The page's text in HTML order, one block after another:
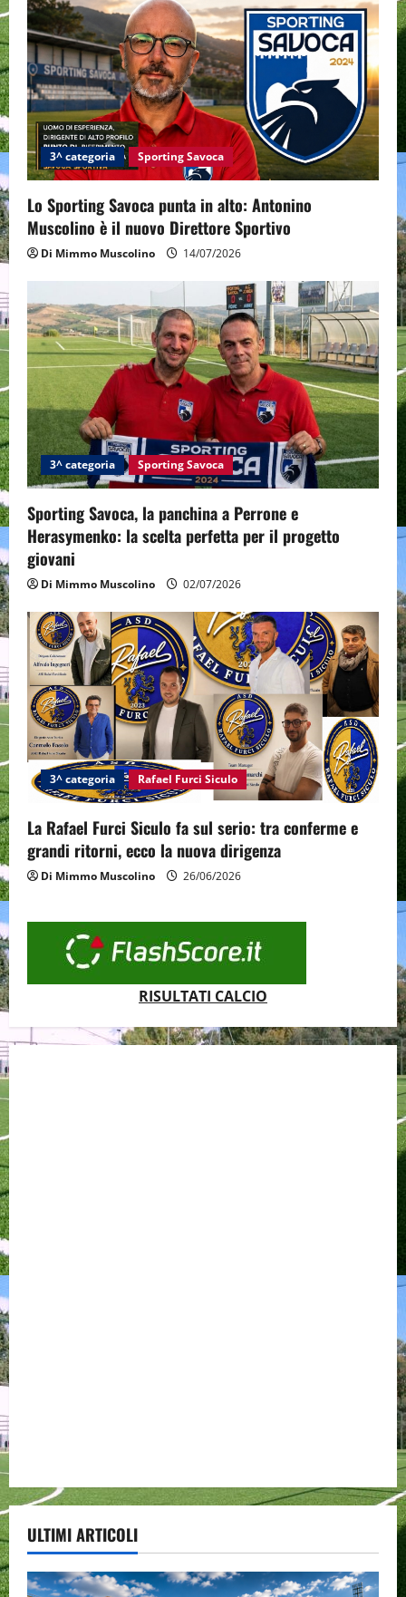
i
g
a
t
i
o
n
3^ categoria Sporting Savoca
Lo Sporting Savoca punta in alto: Antonino
Muscolino è il nuovo Direttore Sportivo
Di Mimmo Muscolino 14/07/2026
3^ categoria Sporting Savoca
Sporting Savoca, la panchina a Perrone e
Herasymenko: la scelta perfetta per il progetto
giovani
Di Mimmo Muscolino 02/07/2026
3^ categoria Rafael Furci Siculo
La Rafael Furci Siculo fa sul serio: tra conferme e
grandi ritorni, ecco la nuova dirigenza
Di Mimmo Muscolino 26/06/2026
RISULTATI CALCIO
ULTIMI ARTICOLI